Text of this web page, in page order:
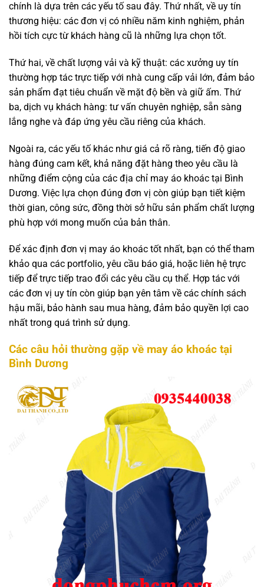
chính là dựa trên các yếu tố sau đây. Thứ nhất, về uy tín
thương hiệu: các đơn vị có nhiều năm kinh nghiệm, phản
hồi tích cực từ khách hàng cũ là những lựa chọn tốt.
Thứ hai, về chất lượng vải và kỹ thuật: các xưởng uy tín
thường hợp tác trực tiếp với nhà cung cấp vải lớn, đảm bảo
sản phẩm đạt tiêu chuẩn về mặt độ bền và giữ ấm. Thứ
ba, dịch vụ khách hàng: tư vấn chuyên nghiệp, sẵn sàng
lắng nghe và đáp ứng yêu cầu riêng của khách.
Ngoài ra, các yếu tố khác như giá cả rõ ràng, tiến độ giao
hàng đúng cam kết, khả năng đặt hàng theo yêu cầu là
những điểm cộng của các địa chỉ may áo khoác tại Bình
Dương. Việc lựa chọn đúng đơn vị còn giúp bạn tiết kiệm
thời gian, công sức, đồng thời sở hữu sản phẩm chất lượng
phù hợp với mong muốn của bản thân.
Để xác định đơn vị may áo khoác tốt nhất, bạn có thể tham
khảo qua các portfolio, yêu cầu báo giá, hoặc liên hệ trực
tiếp để trực tiếp trao đổi các yêu cầu cụ thể. Hợp tác với
các đơn vị uy tín còn giúp bạn yên tâm về các chính sách
hậu mãi, bảo hành sau mua hàng, đảm bảo quyền lợi cao
nhất trong quá trình sử dụng.
Các câu hỏi thường gặp về may áo khoác tại
Bình Dương